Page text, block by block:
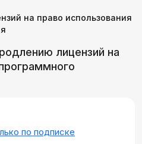
на право использования
лицензий на
по подписке